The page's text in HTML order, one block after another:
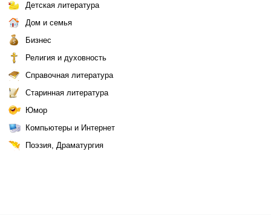
Детская литература
Дом и семья
Бизнес
Религия и духовность
Справочная литература
Старинная литература
Юмор
Компьютеры и Интернет
Поэзия, Драматургия